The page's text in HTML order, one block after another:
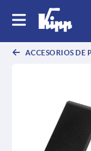
ACCESORIOS DE